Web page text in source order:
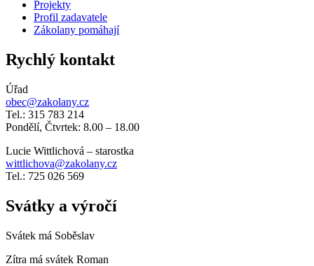
Projekty
Profil zadavatele
Zákolany pomáhají
Rychlý kontakt
Úřad
obec@zakolany.cz
Tel.: 315 783 214
Pondělí, Čtvrtek: 8.00 – 18.00
Lucie Wittlichová – starostka
wittlichova@zakolany.cz
Tel.: 725 026 569
Svátky a výročí
Svátek má Soběslav
Zítra má svátek Roman